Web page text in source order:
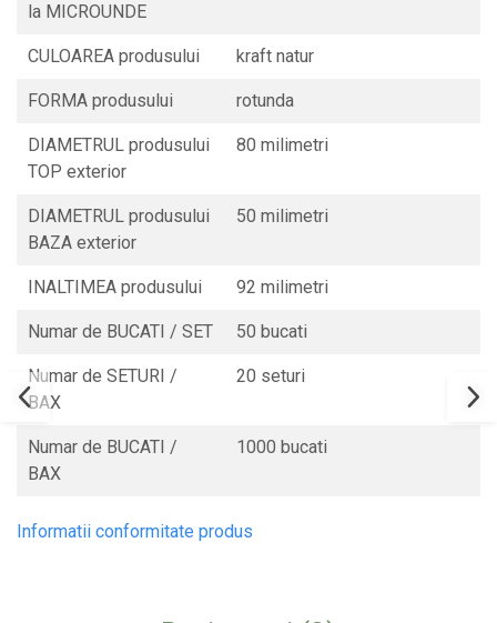
la MICROUNDE
CULOAREA produsului kraft natur
FORMA produsului rotunda
DIAMETRUL produsului
TOP exterior
80 milimetri
DIAMETRUL produsului
BAZA exterior
50 milimetri
INALTIMEA produsului 92 milimetri
Numar de BUCATI / SET 50 bucati
Numar de SETURI /
BAX
20 seturi
Numar de BUCATI /
BAX
1000 bucati
Informatii conformitate produs